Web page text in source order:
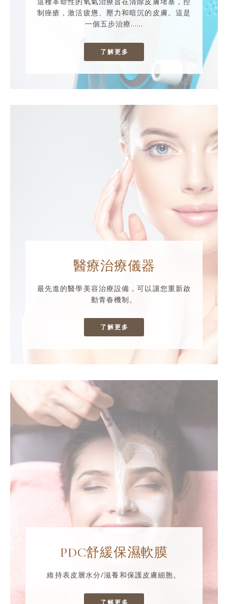
制痤瘡，激活疲憊、壓力和暗沉的皮膚。這是
一個五步治療……
了解更多
醫療治療儀器
最先進的醫學美容治療設備，可以讓您重新啟
動青春機制。
了解更多
PDC舒緩保濕軟膜
維持表皮層水分/滋養和保護皮膚細胞。
了解更多